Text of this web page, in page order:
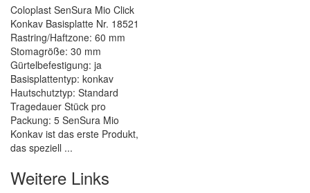
Coloplast SenSura Mio Click
Konkav Basisplatte Nr. 18521
Rastring/Haftzone: 60 mm
Stomagröße: 30 mm
Gürtelbefestigung: ja
Basisplattentyp: konkav
Hautschutztyp: Standard
Tragedauer Stück pro
Packung: 5 SenSura Mio
Konkav ist das erste Produkt,
das speziell ...
Weitere Links